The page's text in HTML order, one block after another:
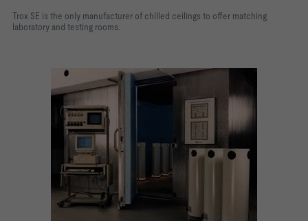
Trox SE is the only manufacturer of chilled ceilings to offer matching
laboratory and testing rooms.